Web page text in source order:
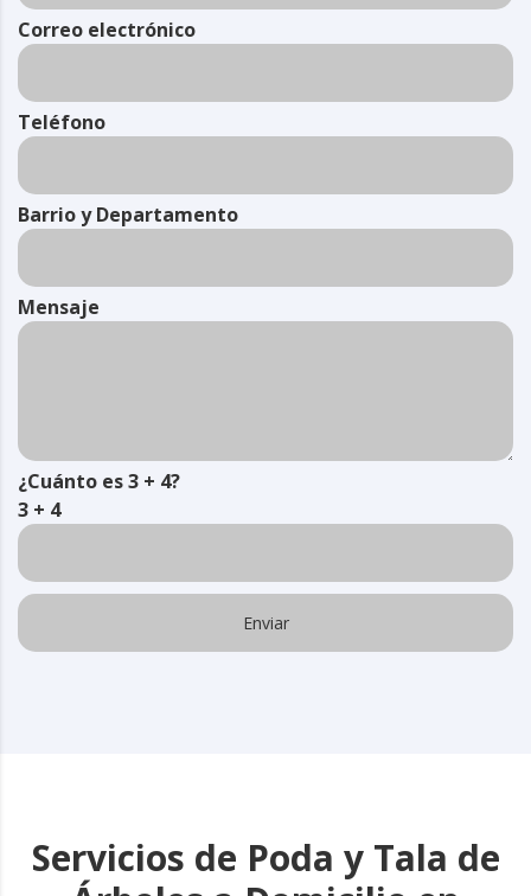
Correo electrónico
Teléfono
Barrio y Departamento
Mensaje
¿Cuánto es 3 + 4?
3 + 4
Servicios de Poda y Tala de